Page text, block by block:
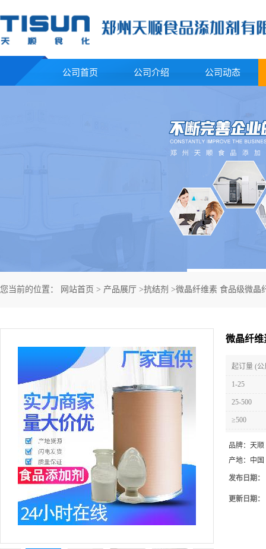
公司首页 公司介绍 公司动态
您当前的位置： 网站首页 > 产品展厅 >抗结剂 >微晶纤维素 食品级微晶
微晶纤维
起订量 (公
1-25
25-500
≥500
品牌： 天顺
产地： 中
发布日期：
更新日期：